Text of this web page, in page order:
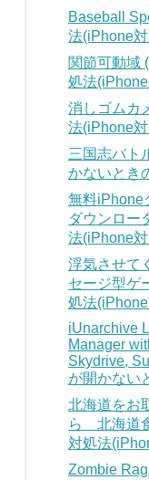
Baseball
法(iPhone
関節可動域
処法
消しゴムカ
法(iPhone
三国志バト
かないとき
無料iPhone
ダウンロー
法(iPhone
浮気させて
セージ型ゲ
処法
iUnarchive
Manager
Skydrive,
が開かない
北海道をお
ら 北海道
対処法
Zombie